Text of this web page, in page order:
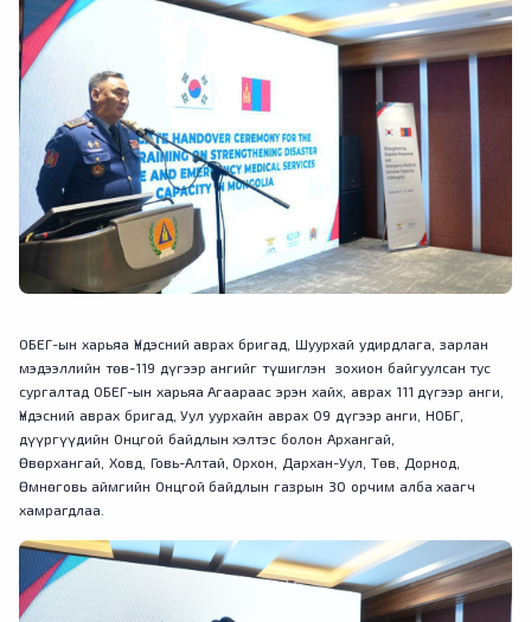
ОБЕГ-ын харьяа Үндэсний аврах бригад, Шуурхай удирдлага, зарлан
мэдээллийн төв-119 дүгээр ангийг түшиглэн зохион байгуулсан тус
сургалтад ОБЕГ-ын харьяа Агаараас эрэн хайх, аврах 111 дүгээр анги,
Үндэсний аврах бригад, Уул уурхайн аврах 09 дүгээр анги, НОБГ,
дүүргүүдийн Онцгой байдлын хэлтэс болон Архангай,
Өвөрхангай, Ховд, Говь-Алтай, Орхон, Дархан-Уул, Төв, Дорнод,
Өмнөговь аймгийн Онцгой байдлын газрын 30 орчим алба хаагч
хамрагдлаа.